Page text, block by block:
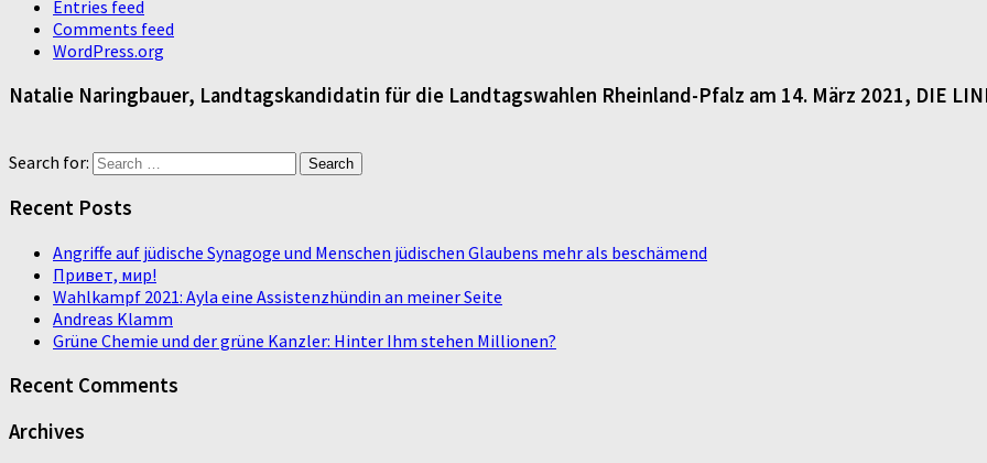
Entries feed
Comments feed
WordPress.org
Natalie Naringbauer, Landtagskandidatin für die Landtagswahlen Rheinland-Pfalz am 14. März 2021, DIE
Search for:
Recent Posts
Angriffe auf jüdische Synagoge und Menschen jüdischen Glaubens mehr als beschämend
Привет, мир!
Wahlkampf 2021: Ayla eine Assistenzhündin an meiner Seite
Andreas Klamm
Grüne Chemie und der grüne Kanzler: Hinter Ihm stehen Millionen?
Recent Comments
Archives